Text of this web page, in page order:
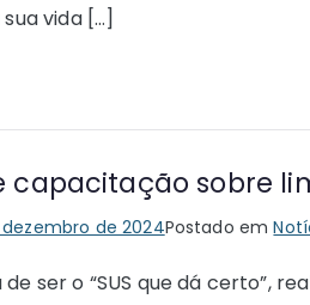
vida […]
capacitação sobre
dezembro de 2024Postado em
ser o “SUS que dá certo”,